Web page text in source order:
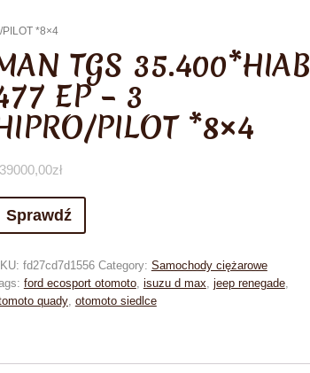
*8×4
TGS 35.400*HIAB
EP – 3
PILOT *8×4
zł
Sprawdź
fd27cd7d1556 Category: Samochody ciężarowe
ford ecosport otomoto, isuzu d max jeep renegade,
quady, otomoto siedlce